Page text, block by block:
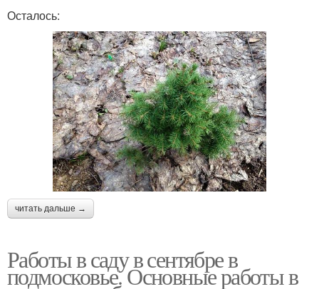
Осталось:
читать дальше →
Работы в саду в сентябре в
подмосковье. Основные работы в